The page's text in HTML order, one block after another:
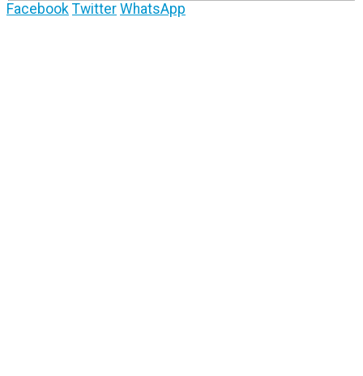
Facebook Twitter WhatsApp